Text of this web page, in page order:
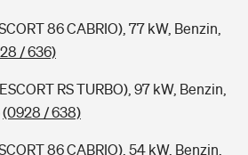
86 CABRIO), 77 kW, Benzin,
/ 636)
RS TURBO), 97 kW, Benzin,
(0928 / 638)
86 CABRIO), 54 kW, Benzin,